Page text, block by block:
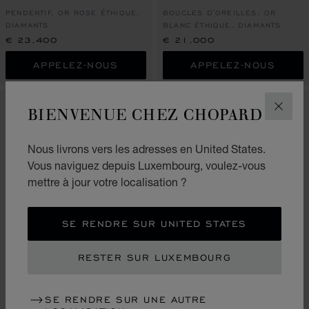
BIENVENUE CHEZ CHOPARD
Nous livrons vers les adresses en United States.
Vous naviguez depuis Luxembourg, voulez-vous
mettre à jour votre localisation ?
SE RENDRE SUR UNITED STATES
RESTER SUR LUXEMBOURG
SE RENDRE SUR UNE AUTRE
PENDENTIF, OR ROSE ÉTHIQUE,
DIAMANTS
€ 23,400
APPELEZ-NOUS
BOUCLES D'OREILLES, OR
BLANC ÉTHIQUE, DIAMANTS
€ 21,000
APPELEZ-NOUS
ALLER À LA DIAPOSITIVE 1
ALLER À LA DIAPOSITIVE 2
ALLER À LA DIAPOSITIVE 3
ALLER À LA